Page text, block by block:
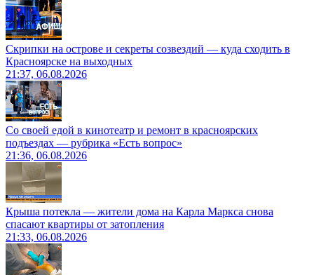
Скрипки на острове и секреты созвездий — куда сходить в
Красноярске на выходных
21:37, 06.08.2026
Со своей едой в кинотеатр и ремонт в красноярских
подъездах — рубрика «Есть вопрос»
21:36, 06.08.2026
Крыша потекла — жители дома на Карла Маркса снова
спасают квартиры от затопления
21:33, 06.08.2026